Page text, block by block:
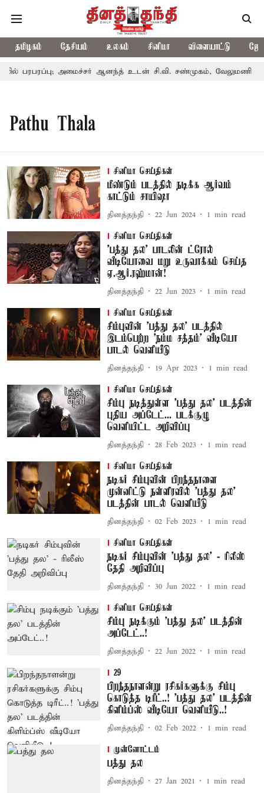
தமிழகம் தேசியம் உலகம் சினிமா விளையாட்டு
பரபரப்பு; அமைச்சர் ஆனந்த் உடன் சி.வி. சண்முகம், வேலுமணி
Pathu Thala
சினிமா செய்திகள்
மீண்டும் படத்தில் நடிக்க ஆர்வம்
காட்டும் சாயிஷா
தினத்தந்தி 22 Jun 2024 1 min read
சினிமா செய்திகள்
'பத்து தல' பாடலின் ட்ரோல்
வீடியோவை மறு உருவாக்கம் செய்த
ஏ.ஆர்.ரஹ்மான்!
தினத்தந்தி 22 Jun 2023 1 min read
சினிமா செய்திகள்
சிம்புவின் 'பத்து தல' படத்தில்
இடம்பெற்ற 'நம்ம சத்தம்' வீடியோ
பாடல் வெளியீடு
தினத்தந்தி 19 Apr 2023 1 min read
சினிமா செய்திகள்
சிம்பு நடித்துள்ள 'பத்து தல' படத்தின்
புதிய அப்டேட்... படக்குழு
வெளியிட்ட அறிவிப்பு
தினத்தந்தி 28 Feb 2023 1 min read
சினிமா செய்திகள்
நடிகர் சிம்புவின் பிறந்தநாளை
முன்னிட்டு நள்ளிரவில் 'பத்து தல'
படத்தின் பாடல் வெளியீடு
தினத்தந்தி 02 Feb 2023 1 min read
சினிமா செய்திகள்
நடிகர் சிம்புவின் 'பத்து தல' - ரிலீஸ்
தேதி அறிவிப்பு
தினத்தந்தி 30 Jun 2022 1 min read
சினிமா செய்திகள்
சிம்பு நடிக்கும் 'பத்து தல' படத்தின்
அப்டேட்..!
தினத்தந்தி 22 Jun 2022 1 min read
29
பிறந்தநாளன்று ரசிகர்களுக்கு சிம்பு
கொடுத்த டிரீட்..! 'பத்து தல' படத்தின்
கிளிம்ப்ஸ் வீடியோ வெளியீடு..!
தினத்தந்தி 02 Feb 2022 1 min read
முன்னோட்டம்
பத்து தல
தினத்தந்தி 27 Jan 2021 1 min read